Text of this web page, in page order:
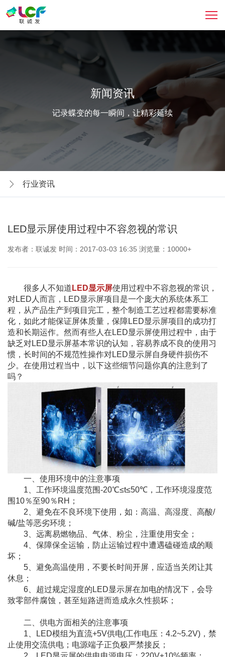
新闻资讯
记录蝶变的每一瞬间，让精彩延续
行业资讯
LED显示屏使用过程中不容忽视的常识
发布者：联诚发 时间：2017-03-03 16:35 浏览量：10000+
很多人不知道 LED显示屏使用过程中不容忽视的常识，
对LED人而言，LED显示屏项目是一个庞大的系统体系工
程，从产品生产到项目完工，整个制造工艺过程都需要标准
化，如此才能保证屏体质量，保障LED显示屏项目的成功打
造和长期运作。然而有些人在LED显示屏使用过程中，由于
缺乏对LED显示屏基本常识的认知，容易养成不良的使用习
惯，长时间的不规范性操作对LED显示屏自身硬件损伤不
少。在使用过程当中，以下这些细节问题你真的注意到了
吗？
一、使用环境中的注意事项
1、工作环境温度范围-20℃≤t≤50℃，工作环境湿度范
围10％至90％RH；
2、避免在不良环境下使用，如：高温、高湿度、高酸/
碱/盐等恶劣环境；
3、远离易燃物品、气体、粉尘，注重使用安全；
4、保障保全运输，防止运输过程中遭遇磕碰造成的顺
坏；
5、避免高温使用，不要长时间开屏，应适当关闭让其
休息；
6、超过规定湿度的LED显示屏在加电的情况下，会导
致零部件腐蚀，甚至短路进而造成永久性损坏；
二、供电方面相关的注意事项
1、LED模组为直流+5V供电(工作电压：4.2~5.2V)，禁
止使用交流供电；电源端子正负极严禁接反；